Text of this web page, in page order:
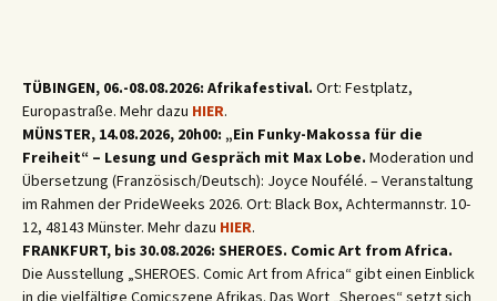
TÜBINGEN, 06.-08.08.2026: Afrikafestival. Ort: Festplatz,
Europastraße. Mehr dazu HIER.
MÜNSTER, 14.08.2026, 20h00: „Ein Funky-Makossa für die
Freiheit“ – Lesung und Gespräch mit Max Lobe. Moderation und
Übersetzung (Französisch/Deutsch): Joyce Noufélé. – Veranstaltung
im Rahmen der PrideWeeks 2026. Ort: Black Box, Achtermannstr. 10-
12, 48143 Münster. Mehr dazu HIER.
FRANKFURT, bis 30.08.2026: SHEROES. Comic Art from Africa.
Die Ausstellung „SHEROES. Comic Art from Africa“ gibt einen Einblick
in die vielfältige Comicszene Afrikas. Das Wort „Sheroes“ setzt sich